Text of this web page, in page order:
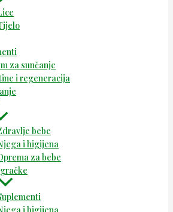
za sunčanje
i regeneracija
bebe
i higijena
za bebe